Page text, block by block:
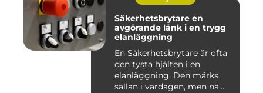
Säkerhetsbrytare en
avgörande länk i en trygg
elanläggning
En Säkerhetsbrytare är ofta
den tysta hjälten i en
elanläggning. Den märks
sällan i vardagen, men nä...